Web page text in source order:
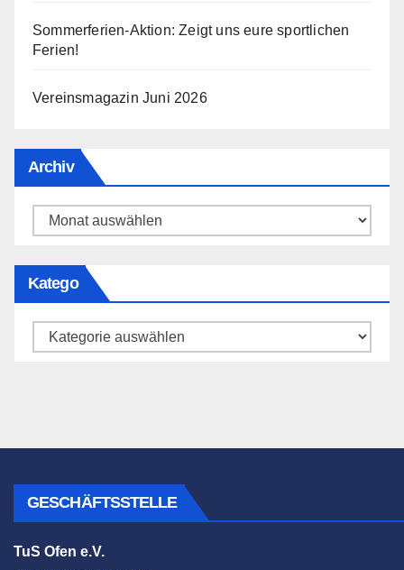
Sommerferien-Aktion: Zeigt uns eure sportlichen
Ferien!
Vereinsmagazin Juni 2026
Archiv
Archiv
Katego
Katego
GESCHÄFTSSTELLE
TuS Ofen e.V.